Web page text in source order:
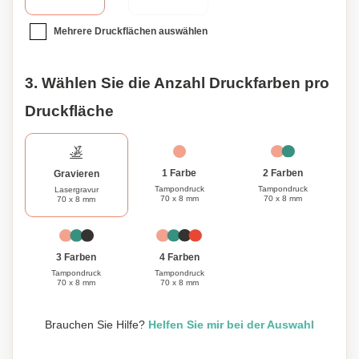
Port 2.0 USB-Hub in Aluminium ist das perfekte
Accessoire, um Ihre Konnektivität und Produktivität zu
Mehrere Druckflächen auswählen
3. Wählen Sie die Anzahl Druckfarben pro
Druckfläche
Gravieren
Lasergravur
70 x 8 mm
1 Farbe
Tampondruck
70 x 8 mm
2 Farben
Tampondruck
70 x 8 mm
3 Farben
Tampondruck
70 x 8 mm
4 Farben
Tampondruck
70 x 8 mm
Brauchen Sie Hilfe? Helfen Sie mir bei der Auswahl